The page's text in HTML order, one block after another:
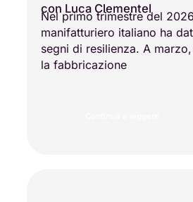
con Luca Clementel
Nel primo trimestre del
manifatturiero italiano ha
segni di resilienza. A
la fabbricazione